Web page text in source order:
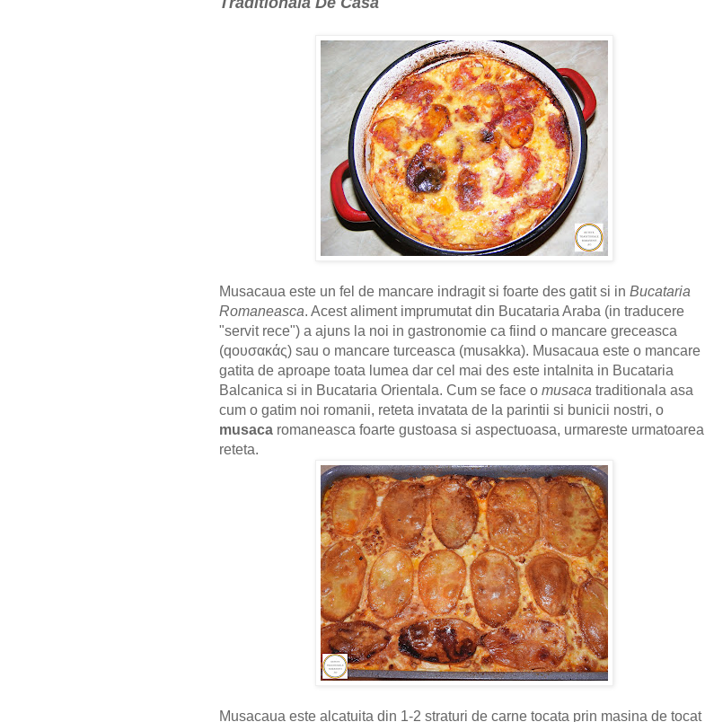
Musacaua este un fel de mancare indragit si foarte des gatit si in Bucataria
Romaneasca. Acest aliment imprumutat din Bucataria Araba (in traducere
"servit rece") a ajuns la noi in gastronomie ca fiind o mancare greceasca
(qουσακάς) sau o mancare turceasca (musakka). Musacaua este o mancare
gatita de aproape toata lumea dar cel mai des este intalnita in Bucataria
Balcanica si in Bucataria Orientala. Cum se face o musaca traditionala asa
cum o gatim noi romanii, reteta invatata de la parintii si bunicii nostri, o
musaca romaneasca foarte gustoasa si aspectuoasa, urmareste urmatoarea
reteta.
Musacaua este alcatuita din 1-2 straturi de carne tocata prin masina de tocat